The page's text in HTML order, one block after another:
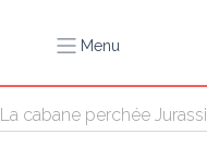
Menu
La cabane perchée